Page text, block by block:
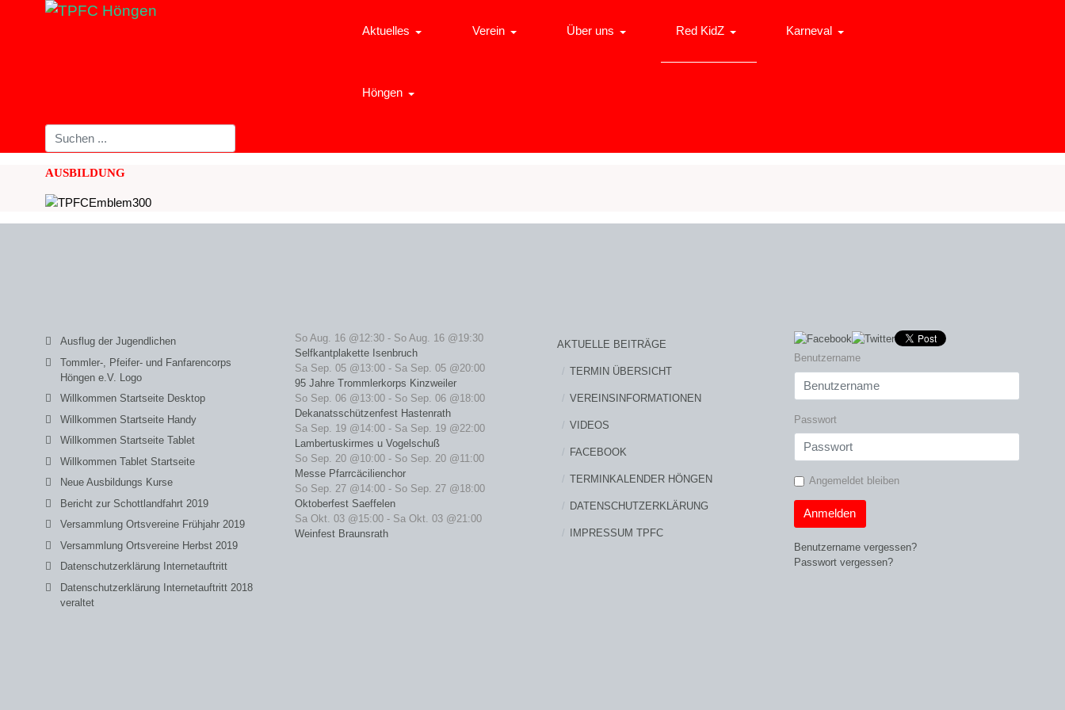
Aktuelles Verein Über uns Red KidZ Karneval
Höngen
AUSBILDUNG
Ausflug der Jugendlichen
Tommler-, Pfeifer- und Fanfarencorps
Höngen e.V. Logo
Willkommen Startseite Desktop
Willkommen Startseite Handy
Willkommen Startseite Tablet
Willkommen Tablet Startseite
Neue Ausbildungs Kurse
Bericht zur Schottlandfahrt 2019
Versammlung Ortsvereine Frühjahr 2019
Versammlung Ortsvereine Herbst 2019
Datenschutzerklärung Internetauftritt
Datenschutzerklärung Internetauftritt 2018
veraltet
So Aug. 16 @12:30 - So Aug. 16 @19:30
Selfkantplakette Isenbruch
Sa Sep. 05 @13:00 - Sa Sep. 05 @20:00
95 Jahre Trommlerkorps Kinzweiler
So Sep. 06 @13:00 - So Sep. 06 @18:00
Dekanatsschützenfest Hastenrath
Sa Sep. 19 @14:00 - Sa Sep. 19 @22:00
Lambertuskirmes u Vogelschuß
So Sep. 20 @10:00 - So Sep. 20 @11:00
Messe Pfarrcäcilienchor
So Sep. 27 @14:00 - So Sep. 27 @18:00
Oktoberfest Saeffelen
Sa Okt. 03 @15:00 - Sa Okt. 03 @21:00
Weinfest Braunsrath
AKTUELLE BEITRÄGE
TERMIN ÜBERSICHT
VEREINSINFORMATIONEN
VIDEOS
FACEBOOK
TERMINKALENDER HÖNGEN
DATENSCHUTZERKLÄRUNG
IMPRESSUM TPFC
Benutzername
Passwort
Angemeldet bleiben
Anmelden
Benutzername vergessen?
Passwort vergessen?